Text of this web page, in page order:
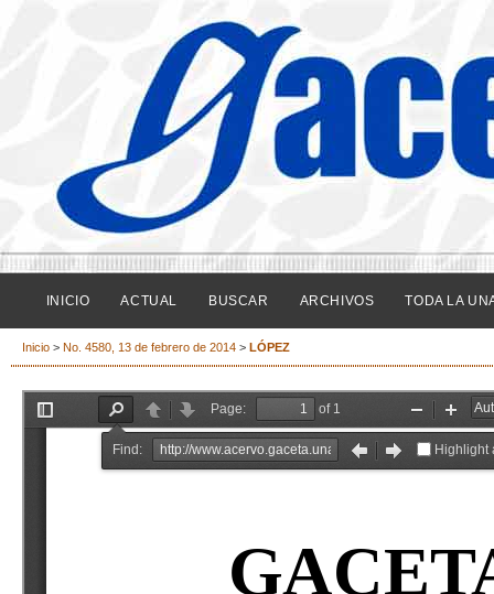
INICIO ACTUAL BUSCAR ARCHIVOS TODA LA
Inicio > No. 4580, 13 de febrero de 2014 > LÓPEZ